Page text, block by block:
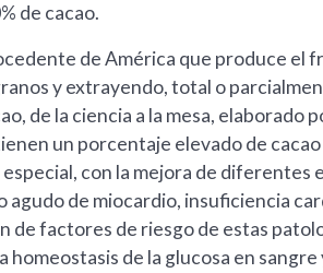
de cacao.
de América que produce el
y extrayendo, total o
de la ciencia a la mesa, elaborado
un porcentaje elevado de
especial, con la mejora de
agudo de miocardio, insuficiencia
de factores de riesgo de estas
homeostasis de la glucosa en